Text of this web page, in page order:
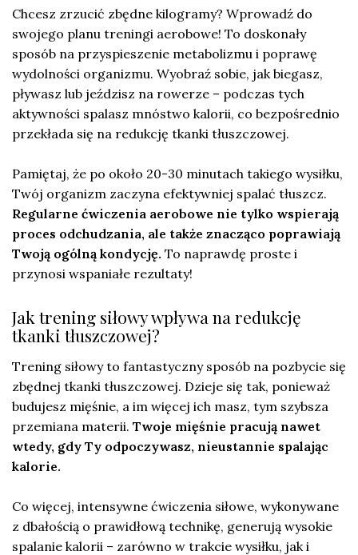
Chcesz zrzucić zbędne kilogramy? Wprowadź do
swojego planu treningi aerobowe! To doskonały
sposób na przyspieszenie metabolizmu i poprawę
wydolności organizmu. Wyobraź sobie, jak biegasz,
pływasz lub jeździsz na rowerze – podczas tych
aktywności spalasz mnóstwo kalorii, co bezpośrednio
przekłada się na redukcję tkanki tłuszczowej.
Pamiętaj, że po około 20-30 minutach takiego wysiłku,
Twój organizm zaczyna efektywniej spalać tłuszcz.
Regularne ćwiczenia aerobowe nie tylko wspierają
proces odchudzania, ale także znacząco poprawiają
Twoją ogólną kondycję. To naprawdę proste i
przynosi wspaniałe rezultaty!
Jak trening siłowy wpływa na redukcję
tkanki tłuszczowej?
Trening siłowy to fantastyczny sposób na pozbycie się
zbędnej tkanki tłuszczowej. Dzieje się tak, ponieważ
budujesz mięśnie, a im więcej ich masz, tym szybsza
przemiana materii. Twoje mięśnie pracują nawet
wtedy, gdy Ty odpoczywasz, nieustannie spalając
kalorie.
Co więcej, intensywne ćwiczenia siłowe, wykonywane
z dbałością o prawidłową technikę, generują wysokie
spalanie kalorii – zarówno w trakcie wysiłku, jak i